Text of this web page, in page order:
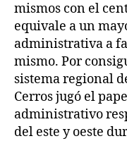
mismos con el
equivale a un
administrativa a
mismo. Por
sistema regional
Cerros jugó el
administrativo
del este y oeste